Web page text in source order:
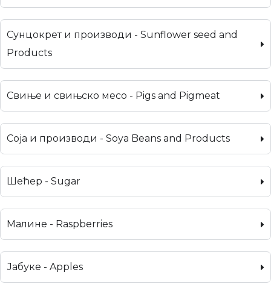
Сунцокрет и производи - Sunflower seed and
Products
Свиње и свињско месо - Pigs and Pigmeat
Соја и производи - Soya Beans and Products
Шећер - Sugar
Малине - Raspberries
Јабуке - Apples